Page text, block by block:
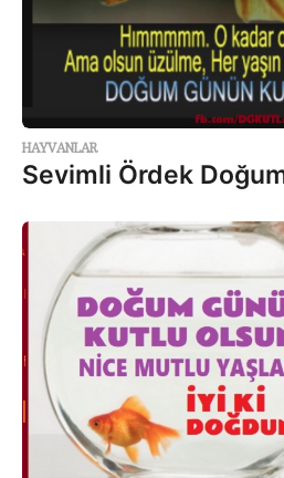
HAYVANLAR
Sevimli Ördek